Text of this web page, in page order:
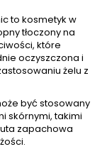
naturalnych
Stwórz roll-on
spalający...
to kosmetyk w
tłoczony na
które
oczyszczona i
żelu z
być stosowany
skórnymi, takimi
zapachowa